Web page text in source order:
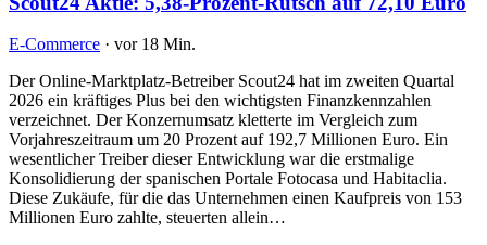
E-Commerce · vor 18 Min.
Der Online-Marktplatz-Betreiber Scout24 hat im zweiten Quartal
2026 ein kräftiges Plus bei den wichtigsten Finanzkennzahlen
verzeichnet. Der Konzernumsatz kletterte im Vergleich zum
Vorjahreszeitraum um 20 Prozent auf 192,7 Millionen Euro. Ein
wesentlicher Treiber dieser Entwicklung war die erstmalige
Konsolidierung der spanischen Portale Fotocasa und Habitaclia.
Diese Zukäufe, für die das Unternehmen einen Kaufpreis von 153
Millionen Euro zahlte, steuerten allein…